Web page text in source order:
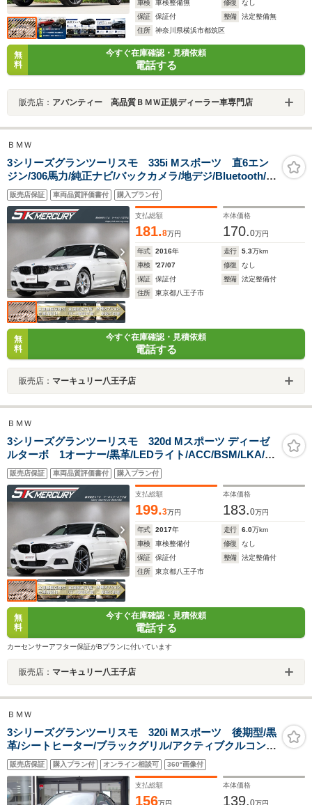
車検
車検整備無 修復
なし
保証
保証付 整備
法定整備無
住所
神奈川県横浜市都筑区
無
料
今すぐ在庫確認・見積依頼
電話する
販売店： アバンティー 高品質ＢＭＷ正規ディーラー車専門店
ＢＭＷ
3シリーズグランツーリスモ 335i Mスポーツ 直6エン
ジン/306馬力/純正ナビ/バックカメラ/地デジ/Bluetooth/電
動トランク/純正18AW/インテリジェントセーフティ/車線
逸脱警告/ドラレコ
販売店保証 車両品質評価書付 購入プラン付
支払総額
181.8万円
本体価格
170.0万円
年式 2016年 走行 5.3万km
車検
'27/07 修復
なし
保証
保証付 整備
法定整備付
住所
東京都八王子市
無
料
今すぐ在庫確認・見積依頼
電話する
販売店： マーキュリー八王子店
ＢＭＷ
3シリーズグランツーリスモ 320d Mスポーツ ディーゼ
ルターボ 1オーナー/黒革/LEDライト/ACC/BSM/LKA/純
正ナビ/バックカメラ/Bluetooth/電動トランク/純正19AW/
パドルシフト
販売店保証 車両品質評価書付 購入プラン付
支払総額
199.3万円
本体価格
183.0万円
年式 2017年 走行 6.0万km
車検
車検整備付 修復
なし
保証
保証付 整備
法定整備付
住所
東京都八王子市
無
料
今すぐ在庫確認・見積依頼
電話する
カーセンサーアフター保証がBプランに付いています
販売店： マーキュリー八王子店
ＢＭＷ
3シリーズグランツーリスモ 320i Mスポーツ 後期型/黒
革/シートヒーター/ブラックグリル/アクティブクルコン/
インテリジェントセーフティ/レーンチェンジW/電動リア
ゲート/LEDヘッドライト/HDDナビ/バックカメラ/純正オ
プション19インチAW/禁煙車
販売店保証 購入プラン付 オンライン相談可 360°画像付
支払総額
156万円
本体価格
139.0万円